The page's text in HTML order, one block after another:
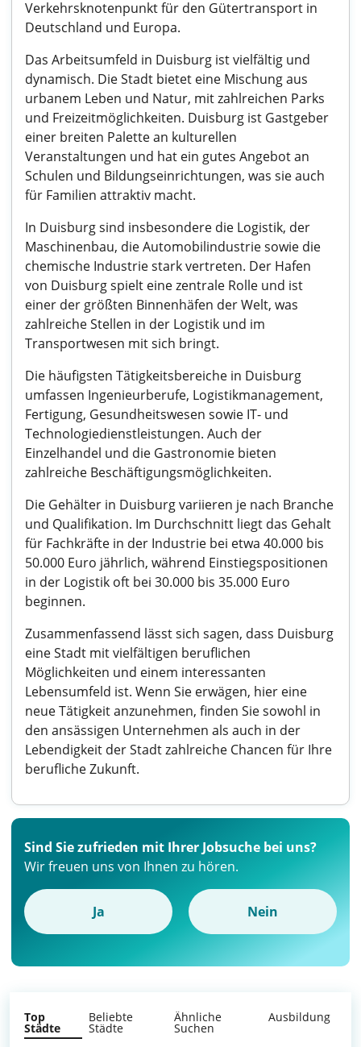
Verkehrsknotenpunkt für den Gütertransport in
Deutschland und Europa.
Das Arbeitsumfeld in Duisburg ist vielfältig und
dynamisch. Die Stadt bietet eine Mischung aus
urbanem Leben und Natur, mit zahlreichen Parks
und Freizeitmöglichkeiten. Duisburg ist Gastgeber
einer breiten Palette an kulturellen
Veranstaltungen und hat ein gutes Angebot an
Schulen und Bildungseinrichtungen, was sie auch
für Familien attraktiv macht.
In Duisburg sind insbesondere die Logistik, der
Maschinenbau, die Automobilindustrie sowie die
chemische Industrie stark vertreten. Der Hafen
von Duisburg spielt eine zentrale Rolle und ist
einer der größten Binnenhäfen der Welt, was
zahlreiche Stellen in der Logistik und im
Transportwesen mit sich bringt.
Die häufigsten Tätigkeitsbereiche in Duisburg
umfassen Ingenieurberufe, Logistikmanagement,
Fertigung, Gesundheitswesen sowie IT- und
Technologiedienstleistungen. Auch der
Einzelhandel und die Gastronomie bieten
zahlreiche Beschäftigungsmöglichkeiten.
Die Gehälter in Duisburg variieren je nach Branche
und Qualifikation. Im Durchschnitt liegt das Gehalt
für Fachkräfte in der Industrie bei etwa 40.000 bis
50.000 Euro jährlich, während Einstiegspositionen
in der Logistik oft bei 30.000 bis 35.000 Euro
beginnen.
Zusammenfassend lässt sich sagen, dass Duisburg
eine Stadt mit vielfältigen beruflichen
Möglichkeiten und einem interessanten
Lebensumfeld ist. Wenn Sie erwägen, hier eine
neue Tätigkeit anzunehmen, finden Sie sowohl in
den ansässigen Unternehmen als auch in der
Lebendigkeit der Stadt zahlreiche Chancen für Ihre
berufliche Zukunft.
Sind Sie zufrieden mit Ihrer Jobsuche bei uns?
Wir freuen uns von Ihnen zu hören.
Ja Nein
Top
Städte
Beliebte
Städte
Ähnliche
Suchen
Ausbildung